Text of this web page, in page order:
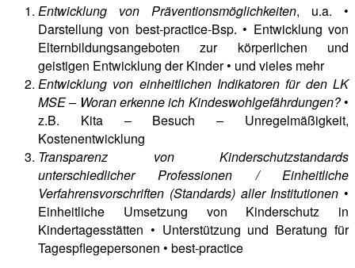
Entwicklung von Präventionsmöglichkeiten, u.a. •
Darstellung von best-practice-Bsp. • Entwicklung von
Elternbildungsangeboten zur körperlichen und
geistigen Entwicklung der Kinder • und vieles mehr
Entwicklung von einheitlichen Indikatoren für den LK
MSE – Woran erkenne ich Kindeswohlgefährdungen?•
z.B. Kita – Besuch – Unregelmäßigkeit,
Kostenentwicklung
Transparenz von Kinderschutzstandards
unterschiedlicher Professionen / Einheitliche
Verfahrensvorschriften (Standards) aller Institutionen •
Einheitliche Umsetzung von Kinderschutz in
Kindertagesstätten • Unterstützung und Beratung für
Tagespflegepersonen • best-practice